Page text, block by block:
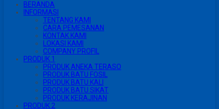
BERANDA
INFORMASI
TENTANG KAMI
CARA PEMESANAN
KONTAK KAMI
LOKASI KAMI
COMPANY PROFIL
PRODUK 1
PRODUK ANEKA TERASO
PRODUK BATU FOSIL
PRODUK BATU KALI
PRODUK BATU SIKAT
PRODUK KERAJINAN
PRODUK 2